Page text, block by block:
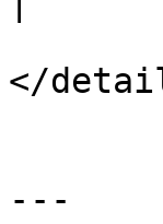
</
---